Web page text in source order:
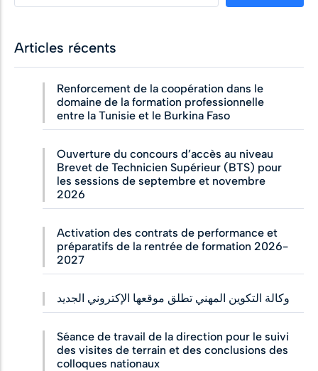
Articles récents
Renforcement de la coopération dans le
domaine de la formation professionnelle
entre la Tunisie et le Burkina Faso
Ouverture du concours d’accès au niveau
Brevet de Technicien Supérieur (BTS) pour
les sessions de septembre et novembre
2026
Activation des contrats de performance et
préparatifs de la rentrée de formation 2026-
2027
وكالة التكوين المهني تطلق موقعها الإكتروني الجديد
Séance de travail de la direction pour le suivi
des visites de terrain et des conclusions des
colloques nationaux